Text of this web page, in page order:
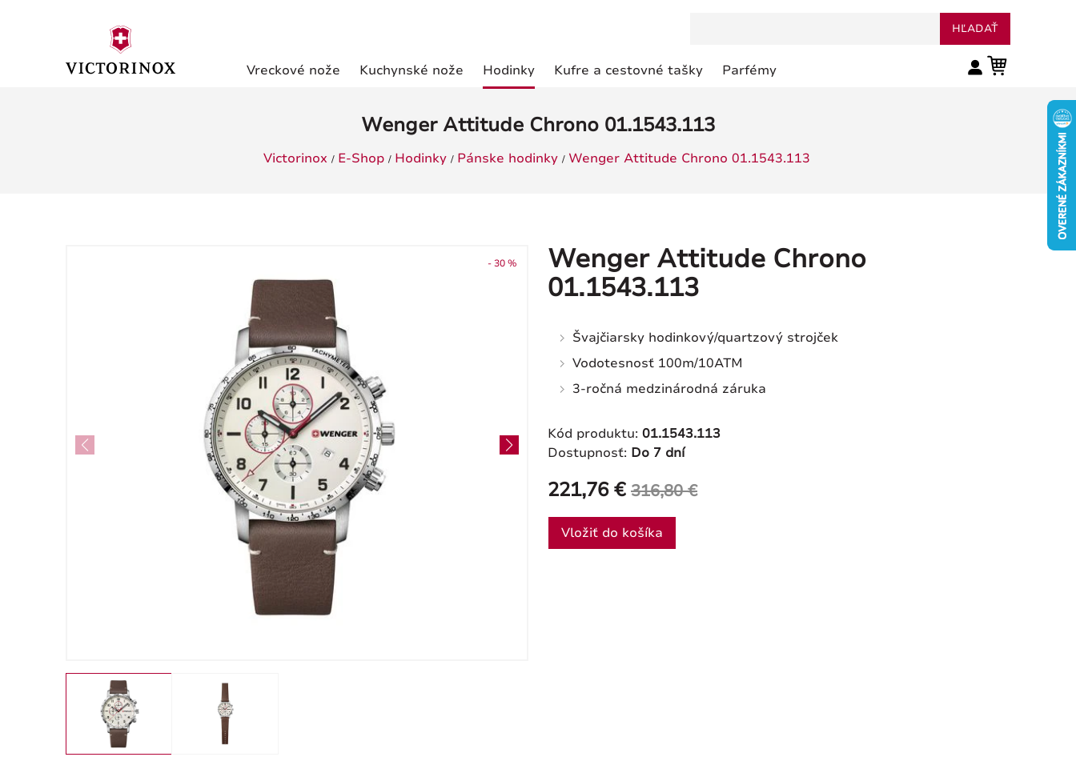
Vreckové nože Kuchynské nože Hodinky Kufre a cestovné tašky Parfémy
HĽADAŤ
Wenger Attitude Chrono 01.1543.113
Victorinox E-Shop Hodinky Pánske hodinky Wenger Attitude Chrono 01.1543.113
- 30 %
Wenger Attitude Chrono
01.1543.113
Švajčiarsky hodinkový/quartzový strojček
Vodotesnosť 100m/10ATM
3-ročná medzinárodná záruka
Kód produktu: 01.1543.113
Dostupnosť: Do 7 dní
221,76 € 316,80 €
Vložiť do košíka